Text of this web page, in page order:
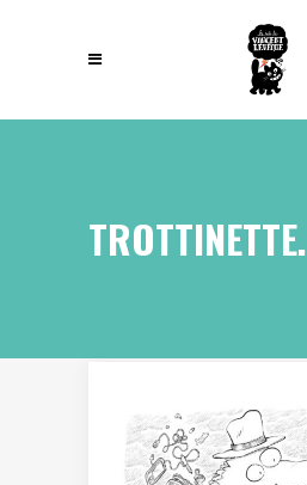
TROTTINETTE.